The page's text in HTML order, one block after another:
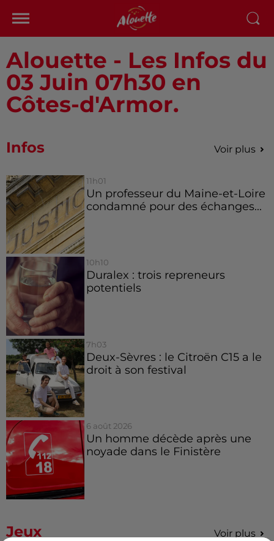
Alouette - Les Infos du
03 Juin 07h30 en
Côtes-d'Armor.
Infos Voir plus
11h01
Un professeur du Maine-et-Loire
condamné pour des échanges...
10h10
Duralex : trois repreneurs
potentiels
7h03
Deux-Sèvres : le Citroën C15 a le
droit à son festival
6 août 2026
Un homme décède après une
noyade dans le Finistère
Jeux Voir plus